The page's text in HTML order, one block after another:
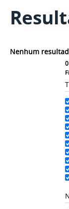
0
Nenhum